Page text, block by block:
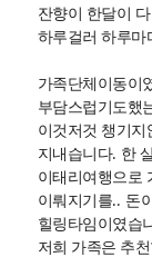
잔향이 한달이
하루걸러 하루마
가족단체이동이
부담스럽기도했
이것저것 챙기지
지내습니다. 한
이태리여행으로
이뤄지기를.. 돈
힐링타임이였습
저희 가족은 추